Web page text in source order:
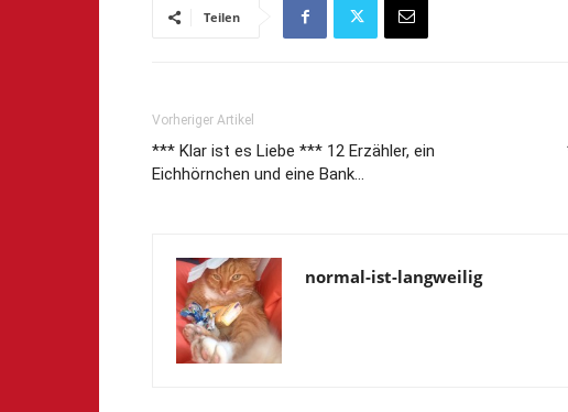
Teilen
Vorheriger Artikel
*** Klar ist es Liebe *** 12 Erzähler, ein
Eichhörnchen und eine Bank…
normal-ist-langweilig